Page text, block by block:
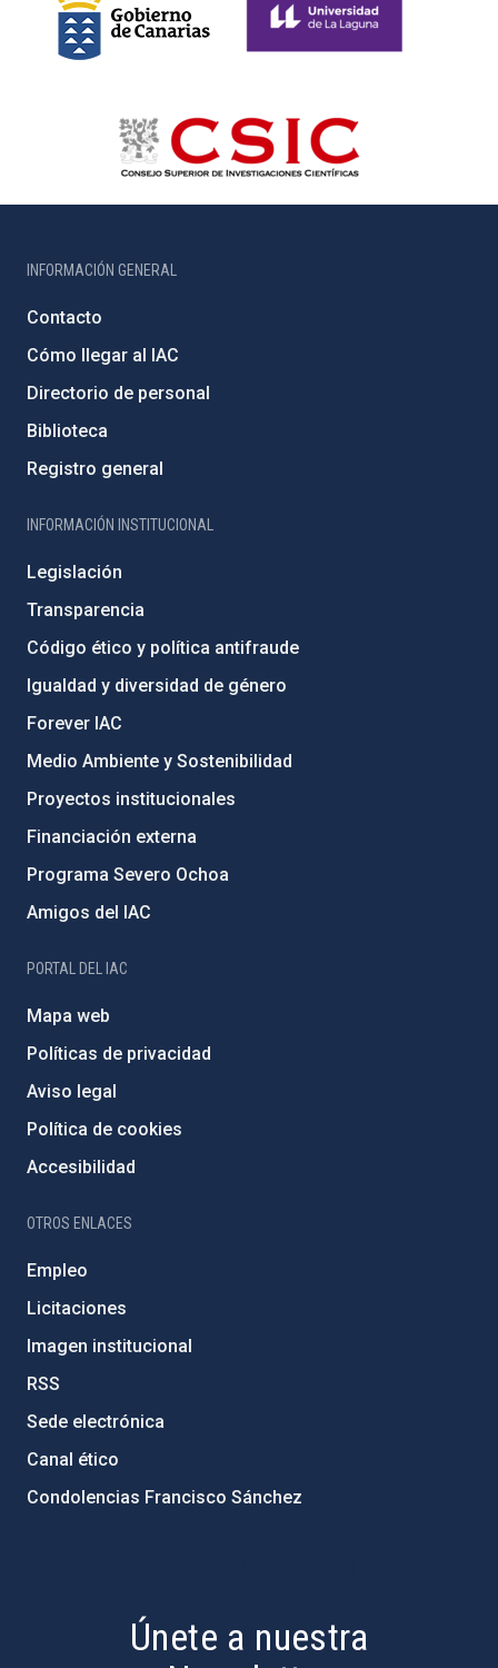
INFORMACIÓN GENERAL
Contacto
Cómo llegar al IAC
Directorio de personal
Biblioteca
Registro general
INFORMACIÓN INSTITUCIONAL
Legislación
Transparencia
Código ético y política antifraude
Igualdad y diversidad de género
Forever IAC
Medio Ambiente y Sostenibilidad
Proyectos institucionales
Financiación externa
Programa Severo Ochoa
Amigos del IAC
PORTAL DEL IAC
Mapa web
Políticas de privacidad
Aviso legal
Política de cookies
Accesibilidad
OTROS ENLACES
Empleo
Licitaciones
Imagen institucional
RSS
Sede electrónica
Canal ético
Condolencias Francisco Sánchez
Únete a nuestra